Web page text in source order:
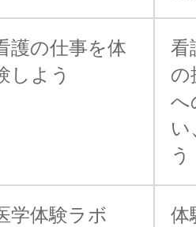
護の仕事を体
しよう
看
の
へ
い
う
学体験ラボ
体